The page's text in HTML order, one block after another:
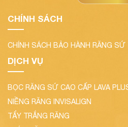
CHÍNH SÁCH
CHÍNH SÁCH BẢO HÀNH RĂNG SỨ
DỊCH VỤ
BỌC RĂNG SỨ CAO CẤP LAVA
NIỀNG RĂNG INVISALIGN
TẨY TRẮNG RĂNG